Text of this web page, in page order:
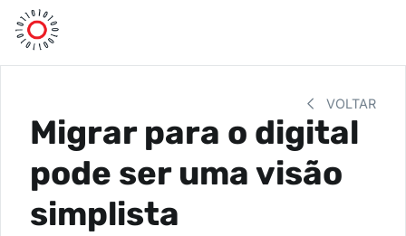
VOLTAR
Migrar para o digital
pode ser uma visão
simplista